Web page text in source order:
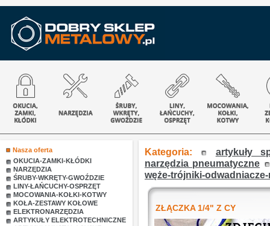
Nasza oferta
OKUCIA-ZAMKI-KŁÓDKI
NARZĘDZIA
ŚRUBY-WKRĘTY-GWOŹDZIE
LINY-ŁAŃCUCHY-OSPRZĘT
MOCOWANIA-KOŁKI-KOTWY
KOŁA-ZESTAWY KOŁOWE
ELEKTRONARZĘDZIA
ARTYKUŁY ELEKTROTECHNICZNE
Kategoria:
artykuły
narzędzia pneumatyczne
węże-trójniki-
ZŁĄCZKA 1/4" Z CY